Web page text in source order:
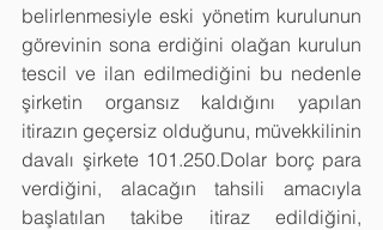
belirlenmesiyle eski yönetim kurulunun
görevinin sona erdiğini olağan kurulun
tescil ve ilan edilmediğini bu nedenle
şirketin organsız kaldığını yapılan
itirazın geçersiz olduğunu, müvekkilinin
davalı şirkete 101.250.Dolar borç para
verdiğini, alacağın tahsili amacıyla
başlatılan takibe itiraz edildiğini,